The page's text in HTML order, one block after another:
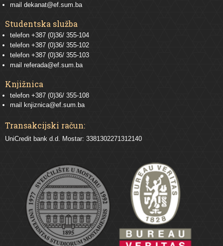
mail dekanat@ef.sum.ba
Studentska služba
telefon +387 (0)36/ 355-104
telefon +387 (0)36/ 355-102
telefon +387 (0)36/ 355-103
mail referada@ef.sum.ba
Knjižnica
telefon +387 (0)36/ 355-108
mail knjiznica@ef.sum.ba
Transakcijski račun:
UniCredit bank d.d. Mostar: 3381302271312140